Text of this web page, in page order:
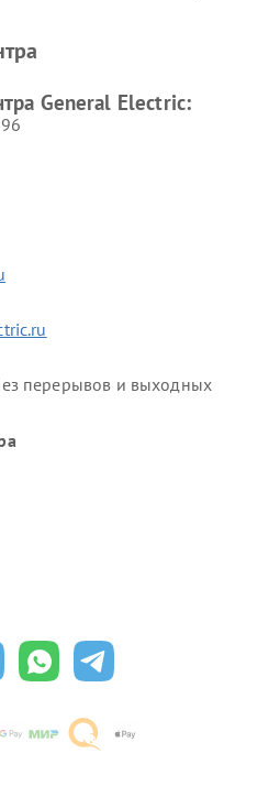
General Electric
General Electric:
перерывов и выходных